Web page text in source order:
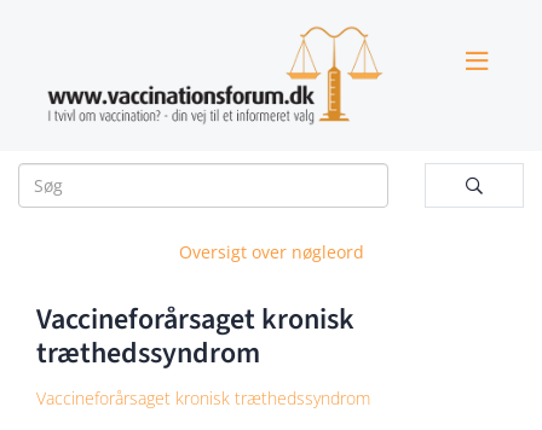


Oversigt over nøgleord
Vaccineforårsaget kronisk
træthedssyndrom
Vaccineforårsaget kronisk træthedssyndrom